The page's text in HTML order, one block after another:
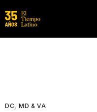
DC, MD & VA